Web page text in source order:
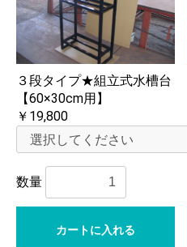
３段タイプ★組立式水槽台
【60×30cm用】
￥19,800
数量
カートに入れる